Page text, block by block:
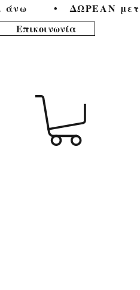
άνω        •
Επικοινωνία